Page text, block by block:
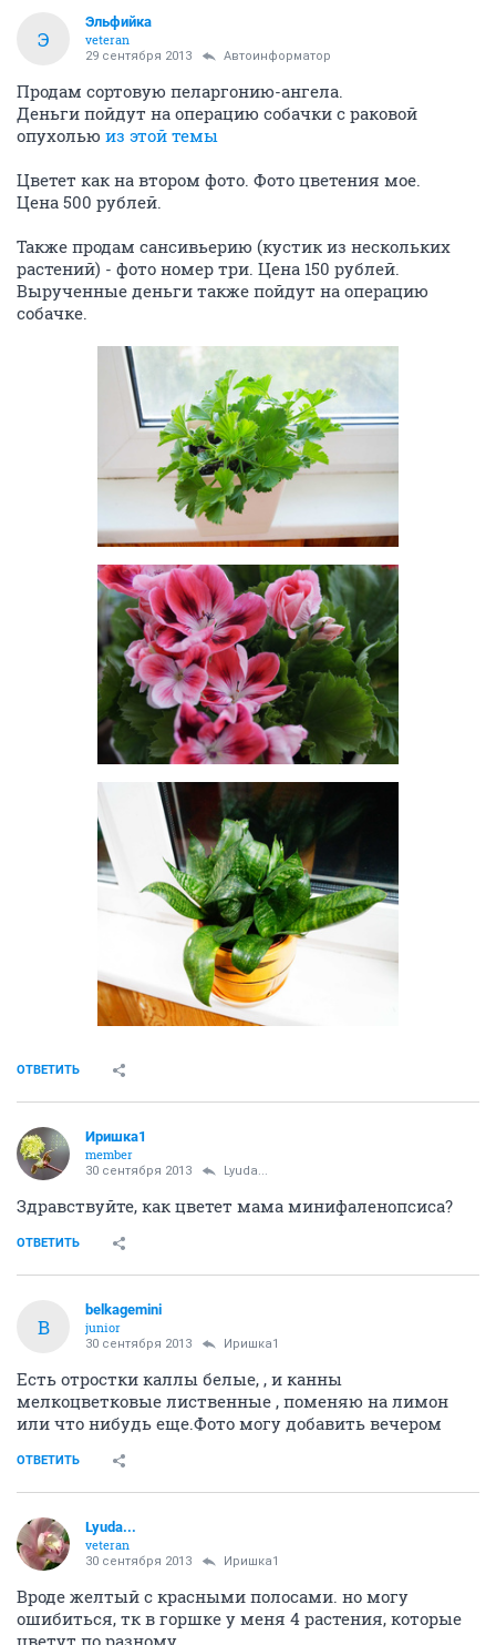
Э
Эльфийка
veteran
29 сентября 2013 Автоинформатор
Продам сортовую пеларгонию-ангела.
Деньги пойдут на операцию собачки с раковой
опухолью из этой темы
Цветет как на втором фото. Фото цветения мое.
Цена 500 рублей.
Также продам сансивьерию (кустик из нескольких
растений) - фото номер три. Цена 150 рублей.
Вырученные деньги также пойдут на операцию
собачке.
ОТВЕТИТЬ
Иришка1
member
30 сентября 2013 Lyuda...
Здравствуйте, как цветет мама минифаленопсиса?
ОТВЕТИТЬ
B
belkagemini
junior
30 сентября 2013 Иришка1
Есть отростки каллы белые, , и канны
мелкоцветковые лиственные , поменяю на лимон
или что нибудь еще.Фото могу добавить вечером
ОТВЕТИТЬ
Lyuda...
veteran
30 сентября 2013 Иришка1
Вроде желтый с красными полосами. но могу
ошибиться, тк в горшке у меня 4 растения, которые